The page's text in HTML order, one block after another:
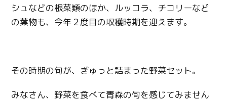
シュなどの根菜類のほか、ルッコラ、チコリーなど
の葉物も、今年２度目の収穫時期を迎えます。
その時期の旬が、ぎゅっと詰まった野菜セット。
みなさん、野菜を食べて青森の旬を感じてみません